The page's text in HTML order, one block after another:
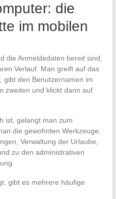
die
im mobilen
die Anmeldedaten bereit sind,
Verlauf. Man greift auf das
gibt den Benutzernamen im
zweiten und klickt dann auf
ist, gelangt man zum
die gewohnten Werkzeuge:
Verwaltung der Urlaube,
zu den administrativen
gibt es mehrere häufige